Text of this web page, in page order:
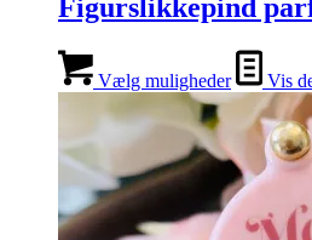
Figurslikkepind
Vælg muligheder Vis